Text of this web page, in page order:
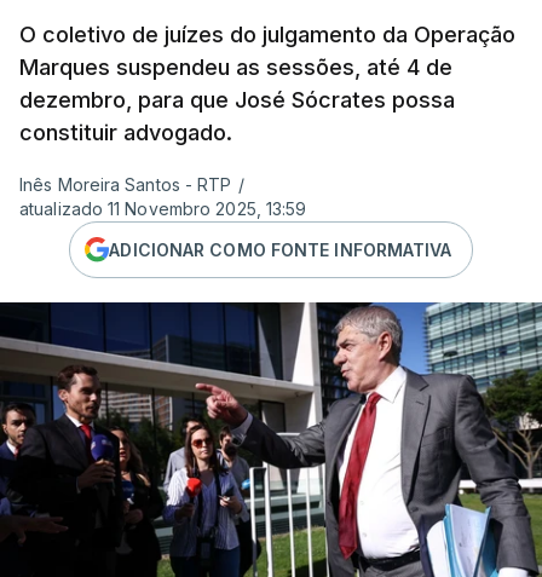
O coletivo de juízes do julgamento da Operação
Marques suspendeu as sessões, até 4 de
dezembro, para que José Sócrates possa
constituir advogado.
Inês Moreira Santos - RTP /
atualizado 11 Novembro 2025, 13:59
ADICIONAR COMO FONTE INFORMATIVA